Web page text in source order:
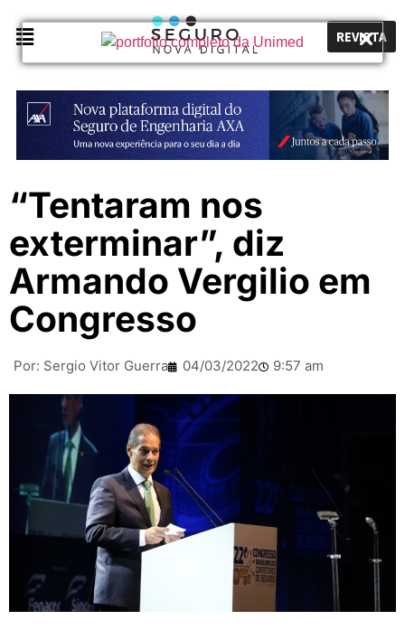
REVISTA
“Tentaram nos
exterminar”, diz
Armando Vergilio em
Congresso
Por: Sergio Vitor Guerra 04/03/2022 9:57 am